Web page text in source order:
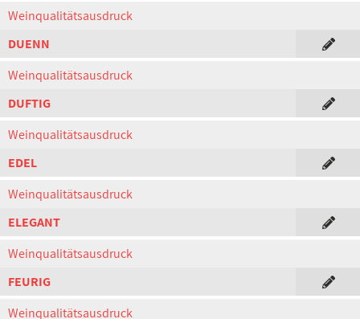
Weinqualitätsausdruck
DUENN
Weinqualitätsausdruck
DUFTIG
Weinqualitätsausdruck
EDEL
Weinqualitätsausdruck
ELEGANT
Weinqualitätsausdruck
FEURIG
Weinqualitätsausdruck